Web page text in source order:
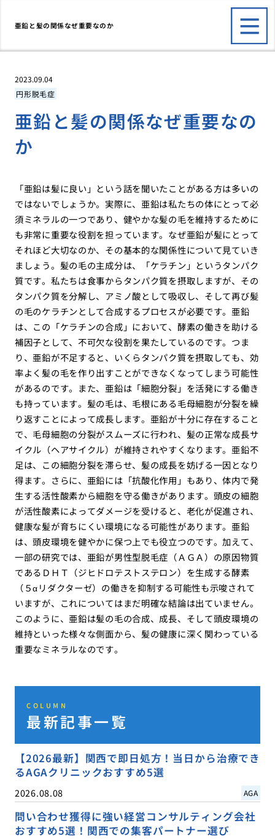
亜鉛と髪の関係なぜ重要なのか
2023.09.04
円形脱毛症
亜鉛と髪の関係なぜ重要なの
か
「亜鉛は髪に良い」という話を聞いたことがある方は多いの
ではないでしょうか。実際に、亜鉛は私たちの体にとって必
須ミネラルの一つであり、健やかな髪の毛を維持するために
も非常に重要な役割を担っています。なぜ亜鉛が髪にとって
それほど大切なのか、その基本的な関係性について見ていき
ましょう。髪の毛の主成分は、「ケラチン」というタンパク
質です。私たちは食事からタンパク質を摂取しますが、その
タンパク質を分解し、アミノ酸として吸収し、そして再び髪
の毛のケラチンとして合成するプロセスが必要です。亜鉛
は、この「ケラチンの合成」において、酵素の働きを助ける
補因子として、不可欠な役割を果たしているのです。つま
り、亜鉛が不足すると、いくらタンパク質を摂取しても、効
率よく髪の毛を作り出すことができなくなってしまう可能性
があるのです。また、亜鉛は「細胞分裂」を活発にする働き
も持っています。髪の毛は、毛根にある毛母細胞が分裂を繰
り返すことによって成長します。亜鉛が十分に存在すること
で、毛母細胞の分裂がスムーズに行われ、髪の正常な成長サ
イクル（ヘアサイクル）が維持されやすくなります。亜鉛不
足は、この細胞分裂を滞らせ、髪の成長を妨げる一因となり
得ます。さらに、亜鉛には「抗酸化作用」もあり、体内で発
生する活性酸素から細胞を守る働きがあります。頭皮の細胞
が活性酸素によってダメージを受けると、老化が促進され、
健康な髪が育ちにくい環境になる可能性があります。亜鉛
は、頭皮環境を健やかに保つ上でも役立つのです。加えて、
一部の研究では、亜鉛が男性型脱毛症（ＡＧＡ）の原因物質
であるＤＨＴ（ジヒドロテストステロン）を生成する酵素
（５αリダクターゼ）の働きを抑制する可能性も示唆されて
いますが、これについてはまだ明確な結論は出ていません。
このように、亜鉛は髪の毛の合成、成長、そして頭皮環境の
維持といった様々な側面から、髪の健康に深く関わっている
重要なミネラルなのです。
COLUMN
最新記事一覧
【2026最新】関西で即日処方！当日から治療でき
るAGAクリニックおすすめ5選
2026.08.08 AGA
問い合わせ獲得に強い経営コンサルティング会社
おすすめ5選！関西での集客パートナー選び